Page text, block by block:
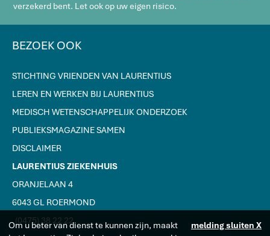
verzekerd bent. Let ook op uw eigen risico.
BEZOEK OOK
STICHTING VRIENDEN VAN LAURENTIUS
LEREN EN WERKEN BIJ LAURENTIUS
MEDISCH WETENSCHAPPELIJK ONDERZOEK
PUBLIEKSMAGAZINE SAMEN
DISCLAIMER
LAURENTIUS ZIEKENHUIS
ORANJELAAN 4
6043 GL ROERMOND
J(0475) 38 22 22 melding sluiten X
Om u beter van dienst te kunnen zijn, maakt